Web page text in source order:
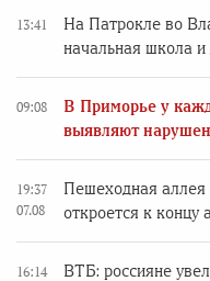
13:41
На Патрокле во
начальная школа и
09:08
В Приморье у
выявляют
19:37
07.08
Пешеходная аллея
откроется к концу
16:14
ВТБ: россияне